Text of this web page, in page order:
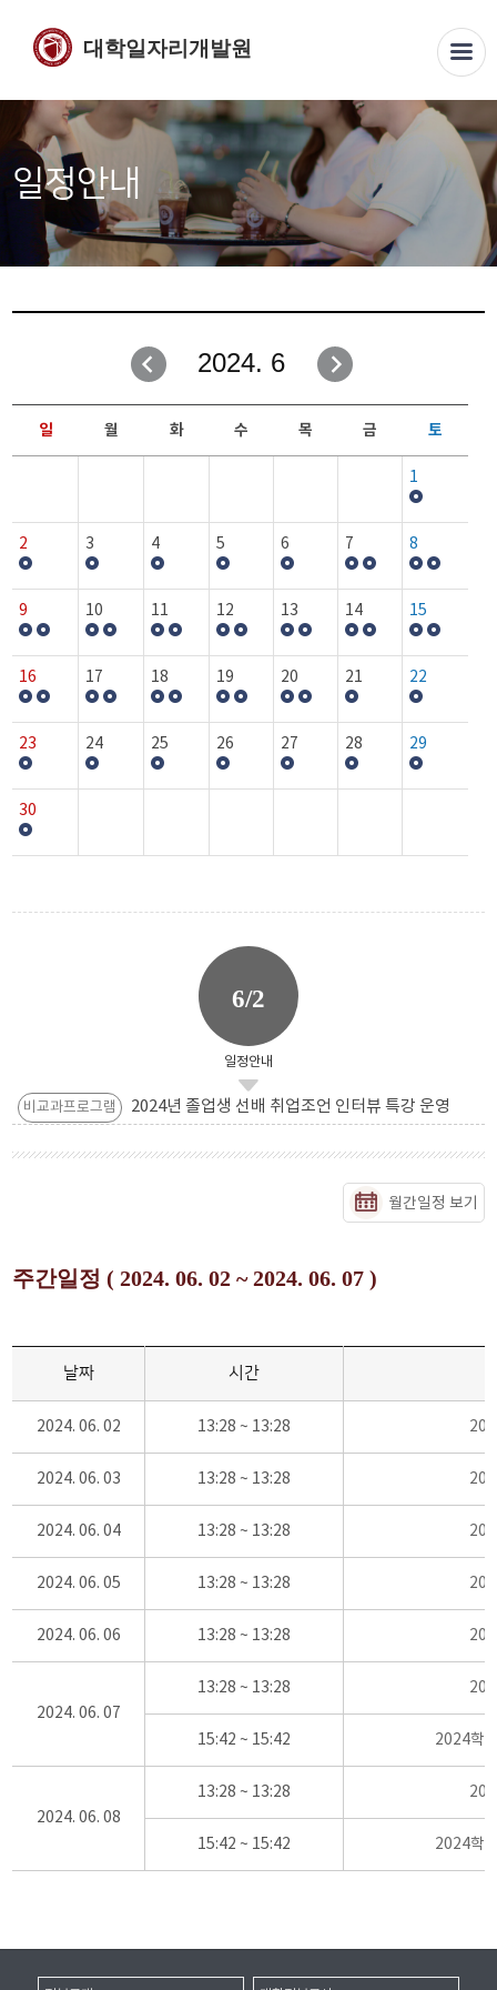
대학일자리개발원
일정안내
2024. 6
일 월 화 수 목 금 토
1
2 3 4 5 6 7 8
9 10 11 12 13 14 15
16 17 18 19 20 21 22
23 24 25 26 27 28 29
30
6/2
일정안내
비교과프로그램 2024년 졸업생 선배 취업조언 인터뷰 특강 운영
월간일정 보기
주간일정 ( 2024. 06. 02 ~ 2024. 06. 07 )
날짜 시간
2024. 06. 02 13:28 ~ 13:28
2024. 06. 03 13:28 ~ 13:28
2024. 06. 04 13:28 ~ 13:28
2024. 06. 05 13:28 ~ 13:28
2024. 06. 06 13:28 ~ 13:28
2024. 06. 07
13:28 ~ 13:28
15:42 ~ 15:42 2024학
2024. 06. 08
13:28 ~ 13:28
15:42 ~ 15:42 2024학